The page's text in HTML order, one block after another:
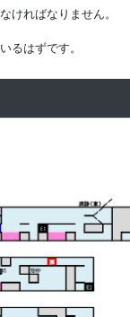
ければなりません。
るはずです。